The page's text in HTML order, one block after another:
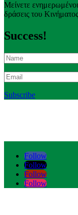
Μείνετε
δράσεις του Κινήματος
Success!
Subscribe
Follow
Follow
Follow
Follow